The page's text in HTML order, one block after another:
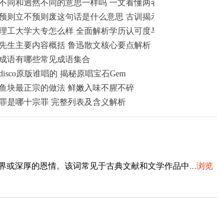
限行时间
同和迥然不同的意思一样吗 一文看懂两者异同
则立不预则废这句话是什么意思 古训揭示提前规划的重要性
工大学大专怎么样 全面解析学历认可度与就业前景
生主要内容概括 鲁迅散文核心要点解析
语有哪些常见成语集合
原版谁唱的 揭秘原唱宝石Gem
块最正宗的做法 鲜嫩入味不腥不碎
是哪十宗罪 完整列表及含义解析
或深厚的恩情。该词常见于古典文献和文学作品中...浏览